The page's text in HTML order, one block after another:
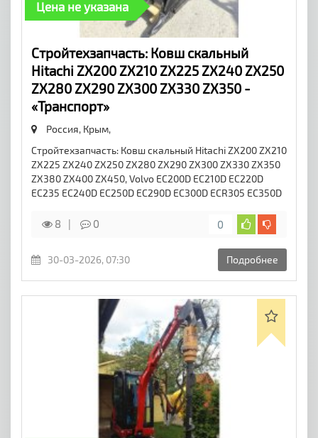
Цена не указана
Стройтехзапчасть: Ковш скальный
Hitachi ZX200 ZX210 ZX225 ZX240 ZX250
ZX280 ZX290 ZX300 ZX330 ZX350 -
«Транспорт»
Россия, Крым,
Стройтехзапчасть: Ковш скальный Hitachi ZX200 ZX210
ZX225 ZX240 ZX250 ZX280 ZX290 ZX300 ZX330 ZX350
ZX380 ZX400 ZX450, Volvo EC200D EC210D EC220D
EC235 EC240D EC250D EC290D EC300D ECR305 EC350D
8 0 0
30-03-2026, 07:30 Подробнее